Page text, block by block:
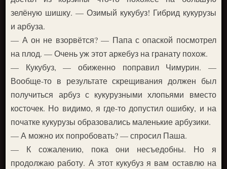
зелёную шишку. — Озимый кукубуз! Гибрид кукурузы
и арбуза.
— А он не взорвётся? — Папа с опаской посмотрел
на плод. — Очень уж этот аркебуз на гранату похож.
— Кукубуз, — обиженно поправил Чимурин. —
Вообще-то в результате скрещивания должен был
получиться арбуз с кукурузными хлопьями вместо
косточек. Но видимо, я где-то допустил ошибку, и на
початке кукурузы образовались маленькие арбузики.
— А можно их попробовать? — спросил Паша.
— К сожалению, пока они несъедобны. Но я
продолжаю работу. А этот кукубуз я вам оставлю на